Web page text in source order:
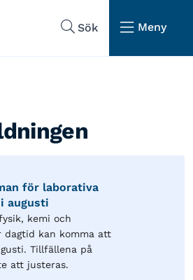
Sök
Meny
för laborativa
augusti
kemi och
dagtid kan komma att
Tillfällena på
att justeras.